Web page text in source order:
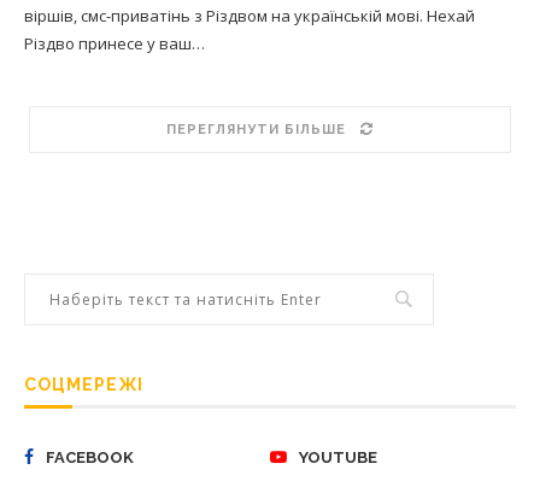
віршів, смс-приватінь з Різдвом на українській мові. Нехай
Різдво принесе у ваш…
ПЕРЕГЛЯНУТИ БІЛЬШЕ
СОЦМЕРЕЖІ
FACEBOOK YOUTUBE